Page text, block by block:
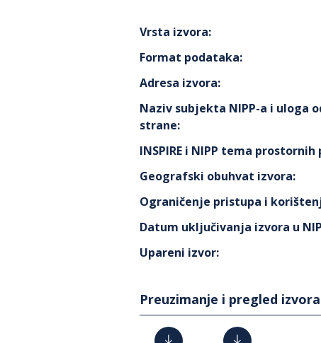
Vrsta izvora:
Format podataka:
Adresa izvora:
Naziv subjekta NIPP-a i uloga
strane:
INSPIRE i NIPP tema
Geografski obuhvat izvora:
Ograničenje pristupa i
Datum uključivanja izvora u
Upareni izvor:
Preuzimanje i pregled